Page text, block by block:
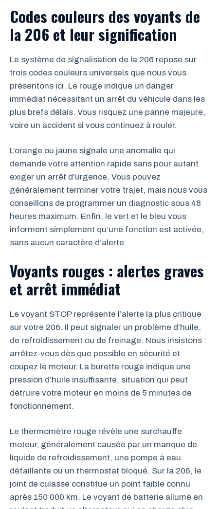
Codes couleurs des voyants de
la 206 et leur signification
Le système de signalisation de la 206 repose sur
trois codes couleurs universels que nous vous
présentons ici. Le rouge indique un danger
immédiat nécessitant un arrêt du véhicule dans les
plus brefs délais. Vous risquez une panne majeure,
voire un accident si vous continuez à rouler.
L’orange ou jaune signale une anomalie qui
demande votre attention rapide sans pour autant
exiger un arrêt d’urgence. Vous pouvez
généralement terminer votre trajet, mais nous vous
conseillons de programmer un diagnostic sous 48
heures maximum. Enfin, le vert et le bleu vous
informent simplement qu’une fonction est activée,
sans aucun caractère d’alerte.
Voyants rouges : alertes graves
et arrêt immédiat
Le voyant STOP représente l’alerte la plus critique
sur votre 206. Il peut signaler un problème d’huile,
de refroidissement ou de freinage. Nous insistons :
arrêtez-vous dès que possible en sécurité et
coupez le moteur. La burette rouge indique une
pression d’huile insuffisante, situation qui peut
détruire votre moteur en moins de 5 minutes de
fonctionnement.
Le thermomètre rouge révèle une surchauffe
moteur, généralement causée par un manque de
liquide de refroidissement, une pompe à eau
défaillante ou un thermostat bloqué. Sur la 206, le
joint de culasse constitue un point faible connu
après 150 000 km. Le voyant de batterie allumé en